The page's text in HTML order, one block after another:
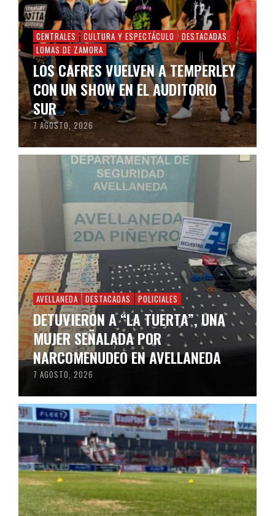
CENTRALES CULTURA Y ESPECTÁCULO
DESTACADAS
LOMAS DE ZAMORA
LOS CAFRES VUELVEN A TEMPERLEY
CON UN SHOW EN EL AUDITORIO
SUR
7 AGOSTO, 2026
AVELLANEDA DESTACADAS POLICIALES
DETUVIERON A “LA TUERTA”, UNA
MUJER SEÑALADA POR
NARCOMENUDEO EN AVELLANEDA
7 AGOSTO, 2026